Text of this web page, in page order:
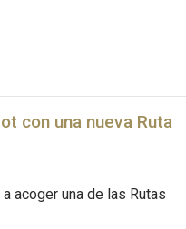
con una nueva Ruta
acoger una de las Rutas